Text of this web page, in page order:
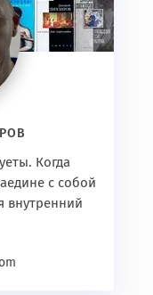
Когда
с собой
внутренний